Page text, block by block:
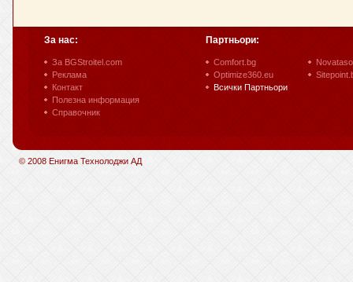
За нас:
За BGStroitel.com
Реклама
Контакт
Полезна информация
Справочник
Партньори:
Comfort.bg
Optimize360.eu
Всички Партньори
© 2008 Енигма Технолоджи АД